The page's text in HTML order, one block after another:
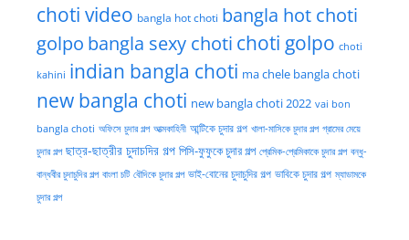
choti video bangla hot choti bangla hot choti
golpo bangla sexy choti choti golpo choti
kahini indian bangla choti ma chele bangla choti
new bangla choti new bangla choti 2022 vai bon
bangla choti অফিসে চুদার গল্প আত্মকাহিনী আন্টিকে চুদার গল্প খালা-মাসিকে চুদার গল্প গ্রামের মেয়ে
চুদার গল্প ছাত্র-ছাত্রীর চুদাচদির গল্প পিসি-ফুফুকে চুদার গল্প প্রেমিক-প্রেমিকাকে চুদার গল্প বন্ধু-
বান্ধবীর চুদাচুদির গল্প বাংলা চটি বৌদিকে চুদার গল্প ভাই-বোনের চুদাচুদির গল্প ভাবিকে চুদার গল্প ম্যাডামকে
চুদার গল্প